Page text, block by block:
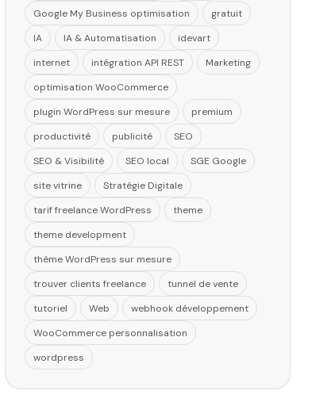
Google My Business optimisation
gratuit
IA
IA & Automatisation
idevart
internet
intégration API REST
Marketing
optimisation WooCommerce
plugin WordPress sur mesure
premium
productivité
publicité
SEO
SEO & Visibilité
SEO local
SGE Google
site vitrine
Stratégie Digitale
tarif freelance WordPress
theme
theme development
thème WordPress sur mesure
trouver clients freelance
tunnel de vente
tutoriel
Web
webhook développement
WooCommerce personnalisation
wordpress